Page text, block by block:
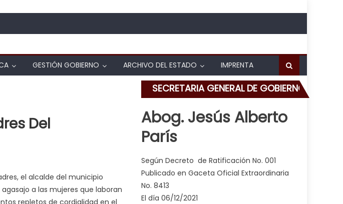
GESTIÓN GOBIERNO ARCHIVO DEL ESTADO IMPRENTA
Del
Gustavo Gutiérrez agasajó a madres del ayuntamiento naguanagüense
el alcalde del municipio
a las mujeres que laboran
repletos de cordialidad en el
SECRETARIA GENERAL DE GOBIERNO
Abog. Jesús Alberto
París
Según Decreto de Ratificación No. 001
Publicado en Gaceta Oficial Extraordinaria
No. 8413
El día 06/12/2021